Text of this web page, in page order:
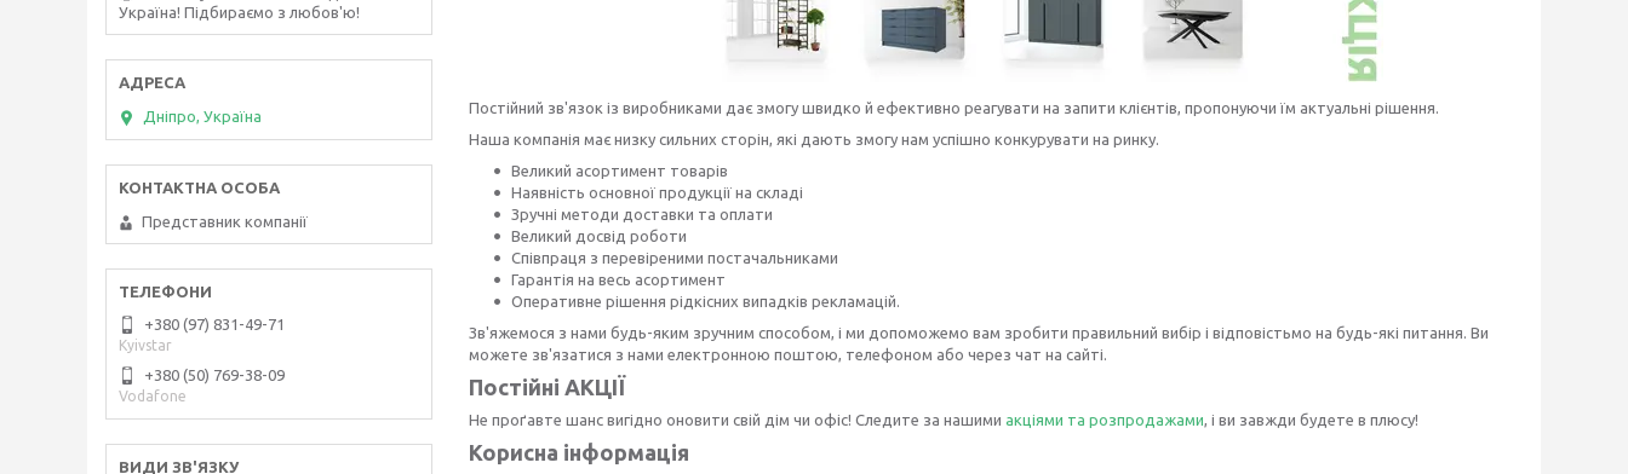
Постійний зв'язок із виробниками дає змогу швидко й ефективно реагувати на запити клієнтів, пропонуючи їм актуальні рішення.
Наша компанія має низку сильних сторін, які дають змогу нам успішно конкурувати на ринку.
Великий асортимент товарів
Наявність основної продукції на складі
Зручні методи доставки та оплати
Великий досвід роботи
Співпраця з перевіреними постачальниками
Гарантія на весь асортимент
Оперативне рішення рідкісних випадків рекламацій.
Зв'яжемося з нами будь-яким зручним способом, і ми допоможемо вам зробити правильний вибір і відповістьмо на будь-які питання. Ви
можете зв'язатися з нами електронною поштою, телефоном або через чат на сайті.
Постійні АКЦІЇ
Не проґавте шанс вигідно оновити свій дім чи офіс! Следите за нашими акціями та розпродажами, і ви завжди будете в плюсу!
Корисна інформація
Україна! Підбираємо з любов'ю!
Дніпро, Україна
Представник компанії
+380 (97) 831-49-71
Kyivstar
+380 (50) 769-38-09
Vodafone